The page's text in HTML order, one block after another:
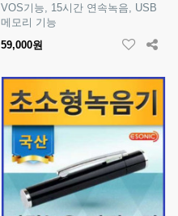
VOS기능, 15시간 연속녹음, USB
메모리 기능
59,000원